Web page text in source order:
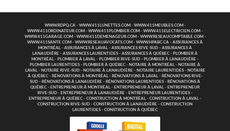
WWW.RDPQ.CA- WWW.411LUNETTES.COM - WWW.411MEUBLES.COM -
WWW.411ORDINATEUR.COM - WWW.411PLOMBIER.COM - WWW.411ELECTRICIEN.COM -
WWW.411GARAGE.COM - WWW.411DEMENAGEUR.COM - WWW.RESEAUCOMPTABLE.COM -
WWW.411SANTE.COM - WWW.RESEAUAVOCATS.COM - WWW.HPABC.CA - ASSURANCES À
MONTRÉAL - ASSURANCES À LAVAL - ASSURANCES RIVE-SUD - ASSURANCES À
LANAUDIÈRE - ASSURANCES LAURENTIDES - ASSURANCES À QUÉBEC - PLOMBIER À
MONTRÉAL - PLOMBIER À LAVAL - PLOMBIER RIVE-SUD - PLOMBIER À LANAUDIÈRE -
PLOMBIER LAURENTIDES - PLOMBIER À QUÉBEC - NOTAIRE À MONTRÉAL - NOTAIRE À
LAVAL- NOTAIRE RIVE-SUD- NOTAIRE À LANAUDIÈRE- NOTAIRE LAURENTIDES- NOTAIRE
À QUÉBEC- RÉNOVATIONS À MONTRÉAL- RÉNOVATIONS À LAVAL- RÉNOVATIONS RIVE-
SUD - RÉNOVATIONS À LANAUDIÈRE - RÉNOVATIONS LAURENTIDES - RÉNOVATIONS À
QUÉBEC - ENTREPRENEUR À MONTRÉAL - ENTREPRENEUR À LAVAL - ENTREPRENEUR
RIVE-SUD - ENTREPRENEUR À LANAUDIÈRE - ENTREPRENEUR LAURENTIDES -
ENTREPRENEUR À QUÉBEC - CONSTRUCTION À MONTRÉAL - CONSTRUCTION À LAVAL -
CONSTRUCTION RIVE-SUD - CONSTRUCTION À LANAUDIÈRE - CONSTRUCTION
LAURENTIDES - CONSTRUCTION À QUÉBEC